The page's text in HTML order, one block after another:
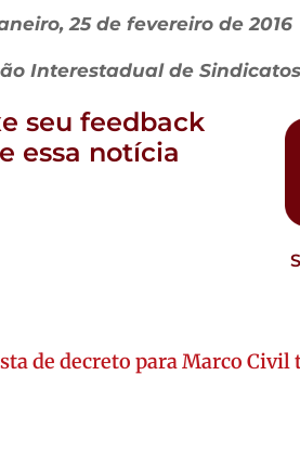
25 de fevereiro de 2016
Interestadual de
seu feedback
essa notícia
de decreto para Marco Civil